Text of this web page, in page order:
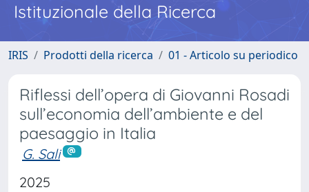
Istituzionale della Ricerca
IRIS Prodotti della ricerca 01 - Articolo su periodico
Riflessi dell’opera di Giovanni Rosadi
sull’economia dell’ambiente e del
paesaggio in Italia
G. Sali
2025